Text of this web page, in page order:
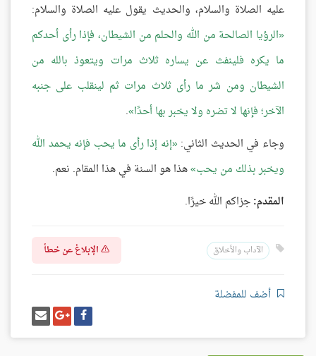
عليه الصلاة والسلام، والحديث يقول عليه الصلاة والسلام:
الرؤيا الصالحة من الله والحلم من الشيطان، فإذا رأى أحدكم
ما يكره فلينفث عن يساره ثلاث مرات ويتعوذ بالله من
الشيطان ومن شر ما رأى ثلاث مرات ثم لينقلب على جنبه
الآخر؛ فإنها لا تضره ولا يخبر بها أحدًا .
وجاء في الحديث الثاني: إنه إذا رأى ما يحب فإنه يحمد الله
ويخبر بذلك من يحب هذا هو السنة في هذا المقام. نعم.
المقدم:جزاكم الله خيرًا.
الآداب والأخلاق الإبلاغ عن خطأ
أضف للمفضلة
شارك
على
فيسبوك
شارك
على
غوغل
بلس
إرسل
إيميل